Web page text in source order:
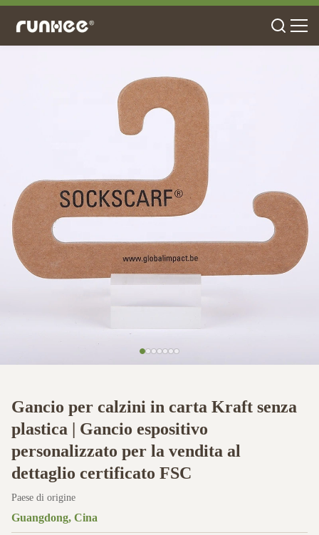
Gancio per calzini in carta Kraft senza
plastica | Gancio espositivo
personalizzato per la vendita al
dettaglio certificato FSC
Paese di origine
Guangdong, Cina